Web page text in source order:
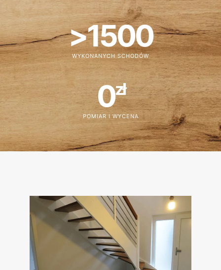
WYKONANYCH SCHODÓW
>1500
POMIAR I WYCENA
0zł